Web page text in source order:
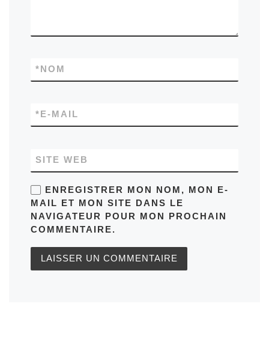
NOM
*
E-MAIL
*
SITE WEB
ENREGISTRER MON NOM, MON E-
MAIL ET MON SITE DANS LE
NAVIGATEUR POUR MON PROCHAIN
COMMENTAIRE.